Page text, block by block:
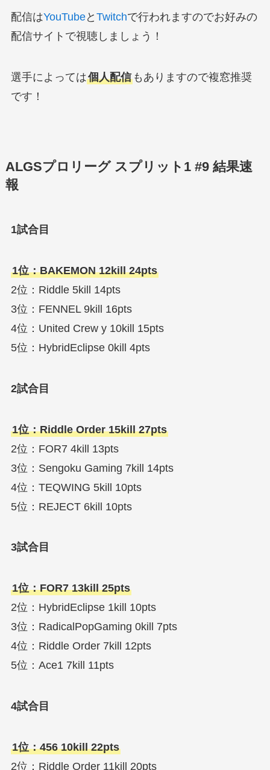
配信はYouTubeと Twitchで行われますのでお好みの
配信サイトで視聴しましょう！
選手によっては個人配信もありますので複窓推奨
です！
ALGSプロリーグ スプリット1 #9 結果速
報
1試合目
1位：BAKEMON 12kill 24pts
2位：Riddle 5kill 14pts
3位：FENNEL 9kill 16pts
4位：United Crew y 10kill 15pts
5位：HybridEclipse 0kill 4pts
2試合目
1位：Riddle Order 15kill 27pts
2位：FOR7 4kill 13pts
3位：Sengoku Gaming 7kill 14pts
4位：TEQWING 5kill 10pts
5位：REJECT 6kill 10pts
3試合目
1位：FOR7 13kill 25pts
2位：HybridEclipse 1kill 10pts
3位：RadicalPopGaming 0kill 7pts
4位：Riddle Order 7kill 12pts
5位：Ace1 7kill 11pts
4試合目
1位：456 10kill 22pts
2位：Riddle Order 11kill 20pts